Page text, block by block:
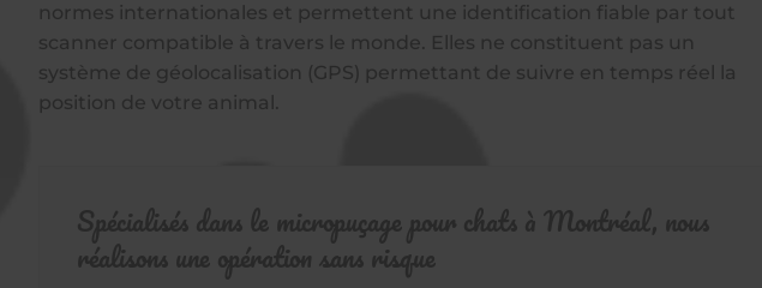
normes internationales et permettent une identification fiable par tout
scanner compatible à travers le monde. Elles ne constituent pas un
système de géolocalisation (GPS) permettant de suivre en temps réel la
position de votre animal.
Spécialisés dans le micropuçage pour chats à Montréal, nous
réalisons une opération sans risque